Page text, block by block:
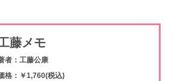
藤メモ
者：工藤公康
格：￥1,760(税込)